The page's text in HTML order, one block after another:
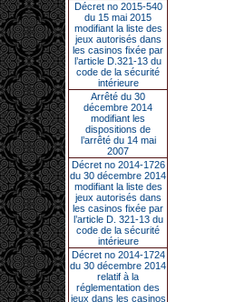
Décret no 2015-540
du 15 mai 2015
modifiant la liste des
jeux autorisés dans
les casinos fixée par
l’article D.321-13 du
code de la sécurité
intérieure
Arrêté du 30
décembre 2014
modifiant les
dispositions de
l’arrêté du 14 mai
2007
Décret no 2014-1726
du 30 décembre 2014
modifiant la liste des
jeux autorisés dans
les casinos fixée par
l’article D. 321-13 du
code de la sécurité
intérieure
Décret no 2014-1724
du 30 décembre 2014
relatif à la
réglementation des
jeux dans les casinos